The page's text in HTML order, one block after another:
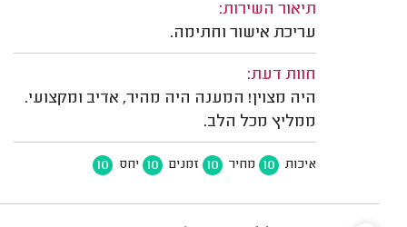
תיאור השירות:
עריכת אישור וחתימה.
חוות דעת:
היה מצוין! המענה היה מהיר, אדיב ומקצועי.
ממליץ מכל הלב.
איכות 10 מחיר 10 זמנים 10 יחס 10